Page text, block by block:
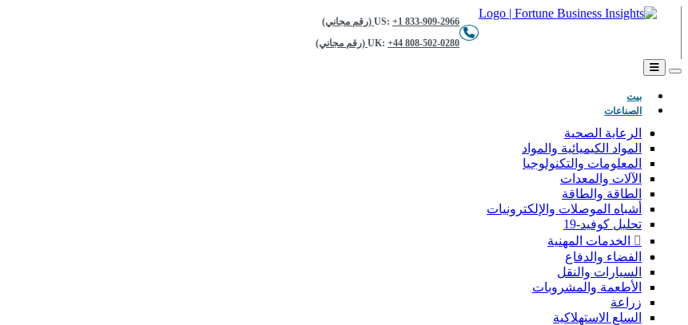
US: +1 833-909-2966 (رقم مجاني)
UK: +44 808-502-0280 (رقم مجاني)
بيت
الصناعات
الرعاية الصحية
المواد الكيميائية والمواد
المعلومات والتكنولوجيا
الآلات والمعدات
الطاقة والطاقة
أشباه الموصلات والإلكترونيات
تحليل كوفيد-19
الخدمات المهنية
الفضاء والدفاع
السيارات والنقل
الأطعمة والمشروبات
زراعة
السلع الاستهلاكية